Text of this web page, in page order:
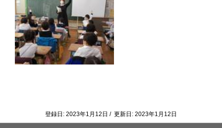
登録日: 2023年1月12日 / 更新日: 2023年1月12日